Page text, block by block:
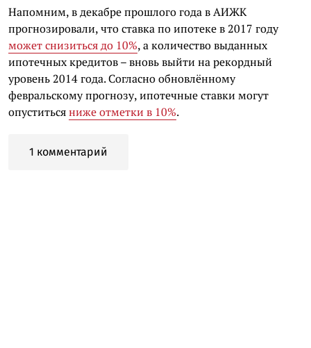
Напомним, в декабре прошлого года в АИЖК
прогнозировали, что ставка по ипотеке в 2017 году
может снизиться до 10%, а количество выданных
ипотечных кредитов – вновь выйти на рекордный
уровень 2014 года. Согласно обновлённому
февральскому прогнозу, ипотечные ставки могут
опуститьсяниже отметки в 10%.
1 комментарий